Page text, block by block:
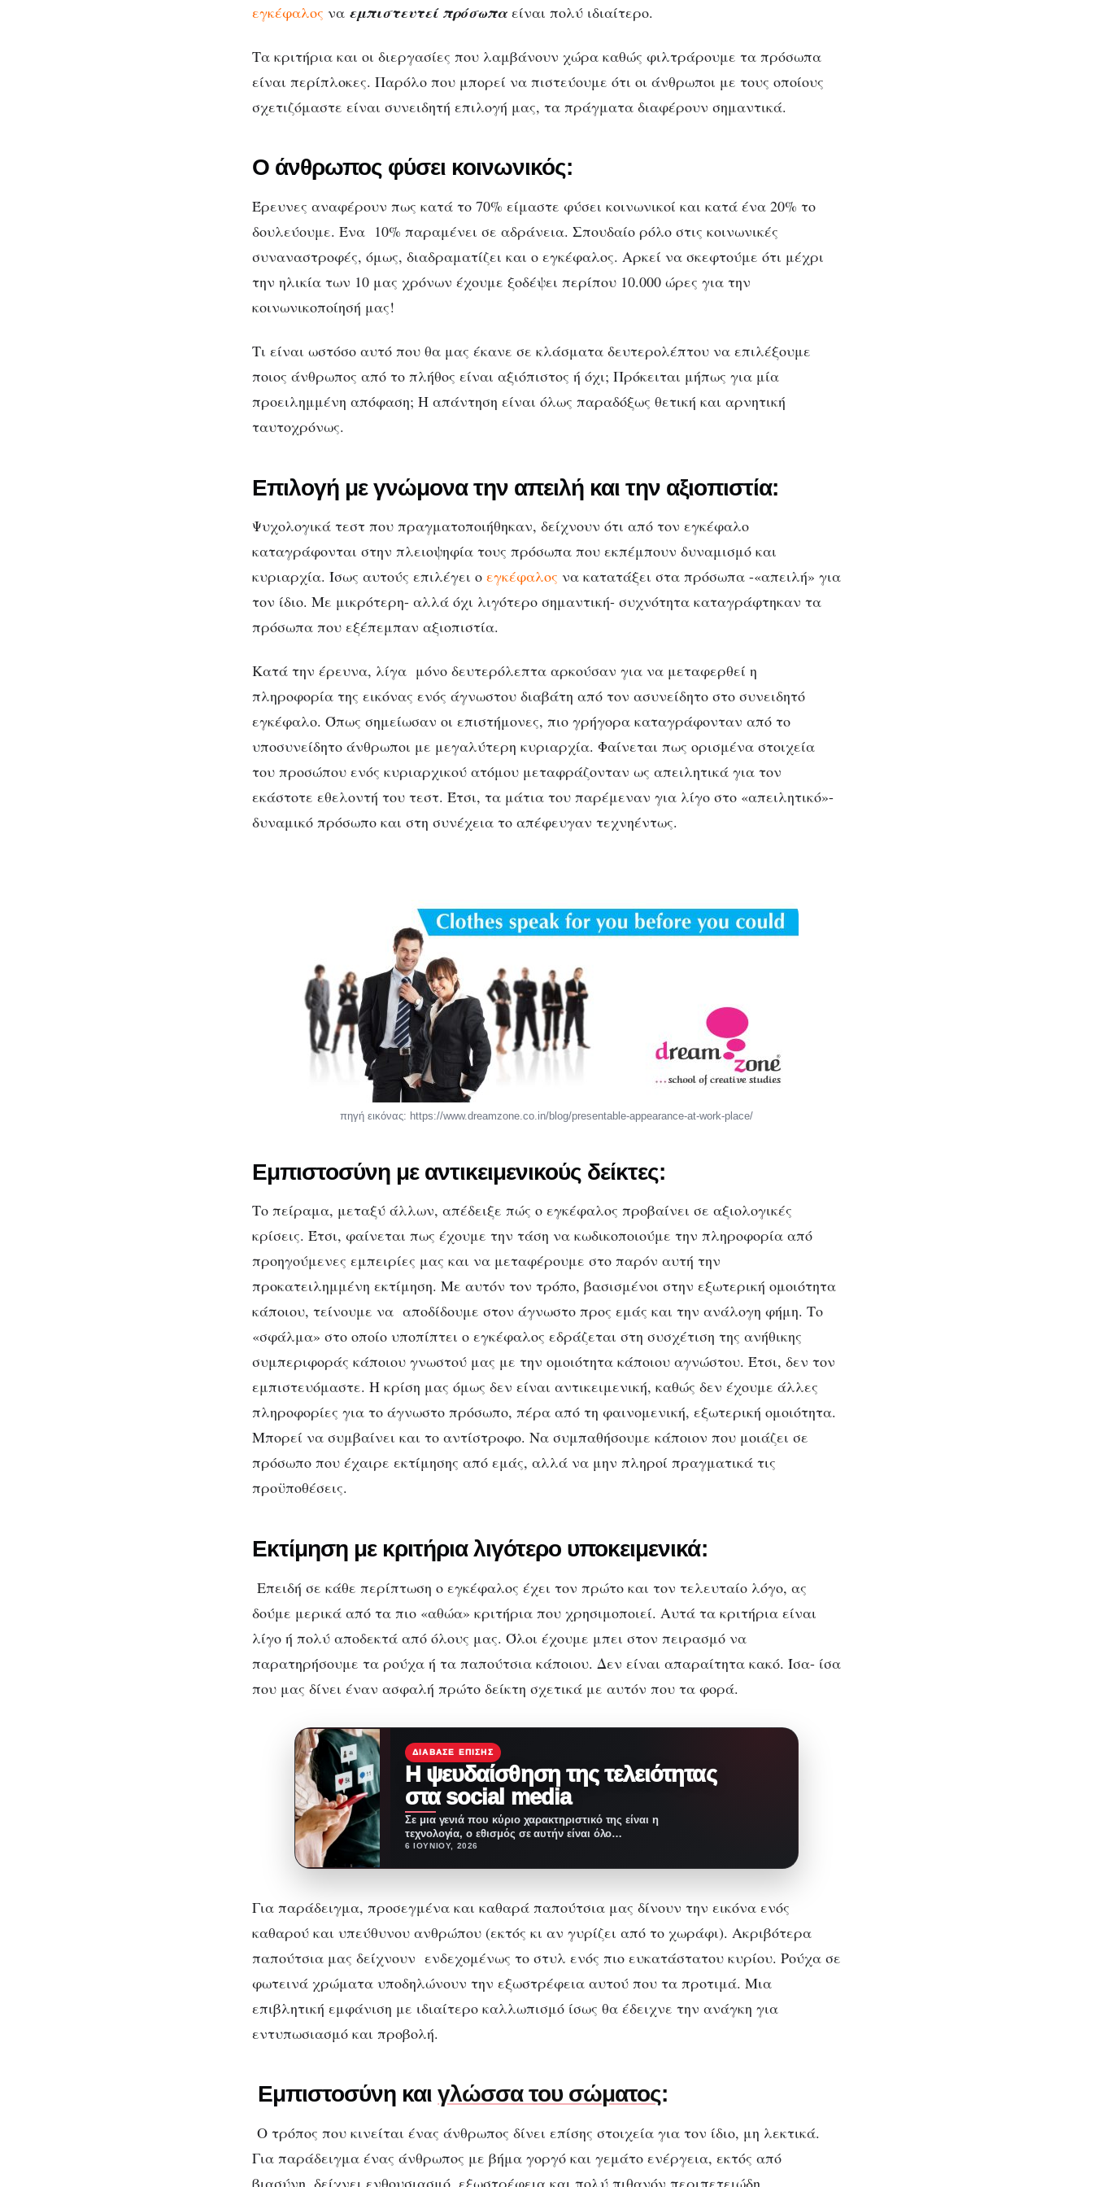
του εγκεφάλου ή χάρισμα
εγκέφαλος να εμπιστευτεί πρόσωπα είναι πολύ ιδιαίτερο.
Τα κριτήρια και οι διεργασίες που λαμβάνουν χώρα καθώς φιλτράρουμε τα πρόσωπα
είναι περίπλοκες. Παρόλο που μπορεί να πιστεύουμε ότι οι άνθρωποι με τους οποίους
σχετιζόμαστε είναι συνειδητή επιλογή μας, τα πράγματα διαφέρουν σημαντικά.
Ο άνθρωπος φύσει κοινωνικός:
Έρευνες αναφέρουν πως κατά το 70% είμαστε φύσει κοινωνικοί και κατά ένα 20% το
δουλεύουμε. Ένα 10% παραμένει σε αδράνεια. Σπουδαίο ρόλο στις κοινωνικές
συναναστροφές, όμως, διαδραματίζει και ο εγκέφαλος. Αρκεί να σκεφτούμε ότι μέχρι
την ηλικία των 10 μας χρόνων έχουμε ξοδέψει περίπου 10.000 ώρες για την
κοινωνικοποίησή μας!
Τι είναι ωστόσο αυτό που θα μας έκανε σε κλάσματα δευτερολέπτου να επιλέξουμε
ποιος άνθρωπος από το πλήθος είναι αξιόπιστος ή όχι; Πρόκειται μήπως για μία
προειλημμένη απόφαση; Η απάντηση είναι όλως παραδόξως θετική και αρνητική
ταυτοχρόνως.
Επιλογή με γνώμονα την απειλή και την αξιοπιστία:
Ψυχολογικά τεστ που πραγματοποιήθηκαν, δείχνουν ότι από τον εγκέφαλο
καταγράφονται στην πλειοψηφία τους πρόσωπα που εκπέμπουν δυναμισμό και
κυριαρχία. Ίσως αυτούς επιλέγει ο εγκέφαλος να κατατάξει στα πρόσωπα -«απειλή» για
τον ίδιο. Με μικρότερη- αλλά όχι λιγότερο σημαντική- συχνότητα καταγράφτηκαν τα
πρόσωπα που εξέπεμπαν αξιοπιστία.
Κατά την έρευνα, λίγα μόνο δευτερόλεπτα αρκούσαν για να μεταφερθεί η
πληροφορία της εικόνας ενός άγνωστου διαβάτη από τον ασυνείδητο στο συνειδητό
εγκέφαλο. Όπως σημείωσαν οι επιστήμονες, πιο γρήγορα καταγράφονταν από το
υποσυνείδητο άνθρωποι με μεγαλύτερη κυριαρχία. Φαίνεται πως ορισμένα στοιχεία
του προσώπου ενός κυριαρχικού ατόμου μεταφράζονταν ως απειλητικά για τον
εκάστοτε εθελοντή του τεστ. Έτσι, τα μάτια του παρέμεναν για λίγο στο «απειλητικό»-
δυναμικό πρόσωπο και στη συνέχεια το απέφευγαν τεχνηέντως.
πηγή εικόνας: https://www.dreamzone.co.in/blog/presentable-appearance-at-work-place/
Εμπιστοσύνη με αντικειμενικούς δείκτες:
Το πείραμα, μεταξύ άλλων, απέδειξε πώς ο εγκέφαλος προβαίνει σε αξιολογικές
κρίσεις. Έτσι, φαίνεται πως έχουμε την τάση να κωδικοποιούμε την πληροφορία από
προηγούμενες εμπειρίες μας και να μεταφέρουμε στο παρόν αυτή την
προκατειλημμένη εκτίμηση. Με αυτόν τον τρόπο, βασισμένοι στην εξωτερική ομοιότητα
κάποιου, τείνουμε να αποδίδουμε στον άγνωστο προς εμάς και την ανάλογη φήμη. Το
«σφάλμα» στο οποίο υποπίπτει ο εγκέφαλος εδράζεται στη συσχέτιση της ανήθικης
συμπεριφοράς κάποιου γνωστού μας με την ομοιότητα κάποιου αγνώστου. Έτσι, δεν τον
εμπιστευόμαστε. Η κρίση μας όμως δεν είναι αντικειμενική, καθώς δεν έχουμε άλλες
πληροφορίες για το άγνωστο πρόσωπο, πέρα από τη φαινομενική, εξωτερική ομοιότητα.
Μπορεί να συμβαίνει και το αντίστροφο. Να συμπαθήσουμε κάποιον που μοιάζει σε
πρόσωπο που έχαιρε εκτίμησης από εμάς, αλλά να μην πληροί πραγματικά τις
προϋποθέσεις.
Εκτίμηση με κριτήρια λιγότερο υποκειμενικά:
Επειδή σε κάθε περίπτωση ο εγκέφαλος έχει τον πρώτο και τον τελευταίο λόγο, ας
δούμε μερικά από τα πιο «αθώα» κριτήρια που χρησιμοποιεί. Αυτά τα κριτήρια είναι
λίγο ή πολύ αποδεκτά από όλους μας. Όλοι έχουμε μπει στον πειρασμό να
παρατηρήσουμε τα ρούχα ή τα παπούτσια κάποιου. Δεν είναι απαραίτητα κακό. Ίσα- ίσα
που μας δίνει έναν ασφαλή πρώτο δείκτη σχετικά με αυτόν που τα φορά.
ΔΙΆΒΑΣΕ ΕΠΊΣΗΣ
Η ψευδαίσθηση της τελειότητας
στα social media
Σε μια γενιά που κύριο χαρακτηριστικό της είναι η
τεχνολογία, ο εθισμός σε αυτήν είναι όλο…
6 ΙΟΥΝΊΟΥ, 2026
Για παράδειγμα, προσεγμένα και καθαρά παπούτσια μας δίνουν την εικόνα ενός
καθαρού και υπεύθυνου ανθρώπου (εκτός κι αν γυρίζει από το χωράφι). Ακριβότερα
παπούτσια μας δείχνουν ενδεχομένως το στυλ ενός πιο ευκατάστατου κυρίου. Ρούχα σε
φωτεινά χρώματα υποδηλώνουν την εξωστρέφεια αυτού που τα προτιμά. Μια
επιβλητική εμφάνιση με ιδιαίτερο καλλωπισμό ίσως θα έδειχνε την ανάγκη για
εντυπωσιασμό και προβολή.
Εμπιστοσύνη καιγλώσσα του σώματος:
Ο τρόπος που κινείται ένας άνθρωπος δίνει επίσης στοιχεία για τον ίδιο, μη λεκτικά.
Για παράδειγμα ένας άνθρωπος με βήμα γοργό και γεμάτο ενέργεια, εκτός από
βιασύνη, δείχνει ενθουσιασμό, εξωστρέφεια και πολύ πιθανόν περιπετειώδη